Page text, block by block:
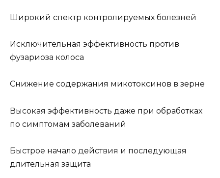
Широкий спектр контролируемых болезней
Исключительная эффективность против
фузариоза колоса
Снижение содержания микотоксинов в зерне
Высокая эффективность даже при обработках
по симптомам заболеваний
Быстрое начало действия и последующая
длительная защита